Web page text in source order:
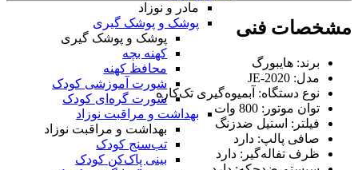
مادر و نوزاد
پوشک و پوشک گیری
پوشک و پوشک گیری
کهنه بچه
محافظ کهنه
شورت آموزشی کودک
شورت گره‌ای کودک
بهداشت و مراقبت نوزاد
بهداشت و مراقبت نوزاد
تب‌سنج کودک
بینی پاک‌کن کودک
مشخصات فنی
برند: هایبورگ
مدل: JE-2020
نوع دستگاه: آبمیوه‌گیری تک‌کاره
توان موتور: 800 وات
فیلتر: استیل ضدزنگ
صافی پالپ: دارد
ظرف تفاله‌گیر: دارد